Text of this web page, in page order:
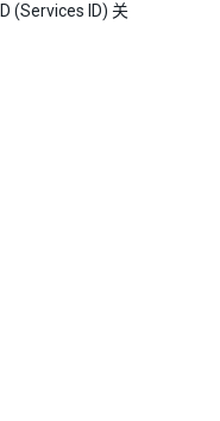
(Services ID) 关